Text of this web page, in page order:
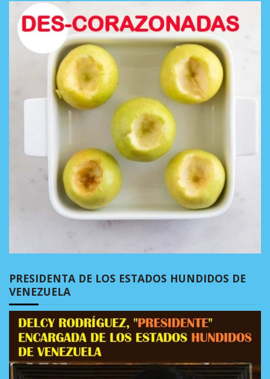
PRESIDENTA DE LOS ESTADOS HUNDIDOS DE
VENEZUELA